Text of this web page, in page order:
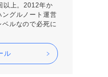
以上。2012年か
ングルノート運営
ルなので必死に
ル